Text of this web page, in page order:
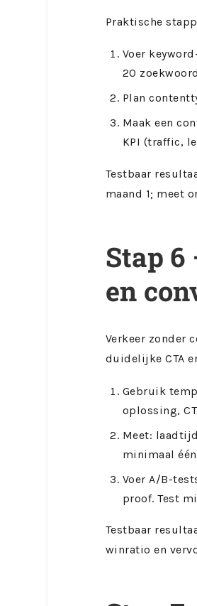
Praktische
Voer
20
Plan
Maak een
KPI (traffic,
Testbaar
maand 1; meet
Stap 6
en
Verkeer zonder
duidelijke CTA
Gebruik
oplossing,
Meet:
minimaal
Voer A/B-
proof. Test
Testbaar
winratio en